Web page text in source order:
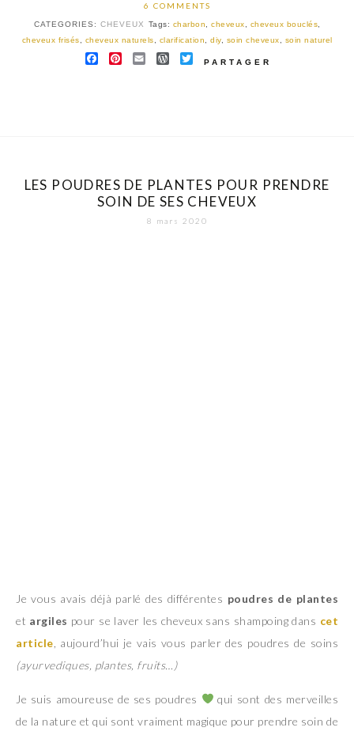
6 COMMENTS
CATEGORIES: CHEVEUX Tags: charbon cheveux cheveux bouclés
cheveux frisés
cheveux naturels clarification diy, soin cheveux soin naturel
FACEBOOK
PINTEREST
EMAILWORDPRESS
TWITTER
PARTAGER
LES POUDRES DE PLANTES POUR PRENDRE
SOIN DE SES CHEVEUX
8 mars 2020
Je vous avais déjà parlé des différentes poudres de plantes
et argiles pour se laver les cheveux sans shampoing dans cet
article , aujourd’hui je vais vous parler des poudres de soins
(ayurvediques, plantes, fruits…)
Je suis amoureuse de ses poudres
qui sont des merveilles
de la nature et qui sont vraiment magique pour prendre soin de